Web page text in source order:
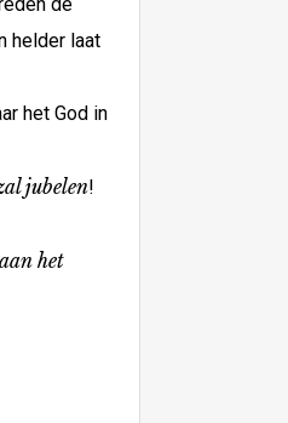
helder laat
het God in
jubelen!
het